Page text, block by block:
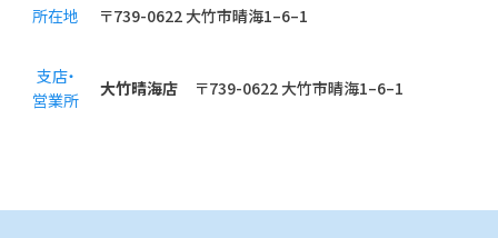
所在地 〒739-0622 大竹市晴海1–6–1
支店・
営業所
大竹晴海店 〒739-0622 大竹市晴海1–6–1